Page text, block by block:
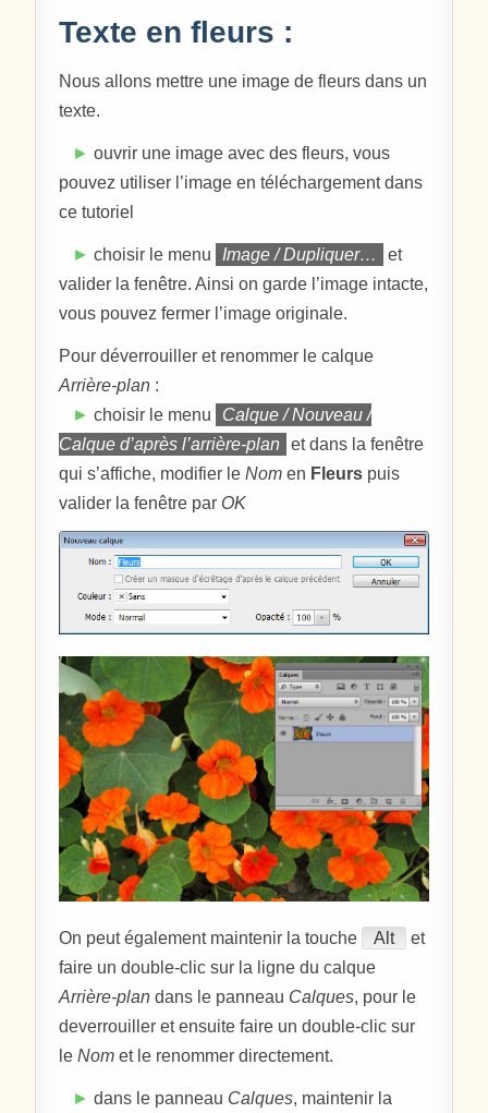
Texte en fleurs :
Nous allons mettre une image de fleurs dans un
texte.
► ouvrir une image avec des fleurs, vous
pouvez utiliser l’image en téléchargement dans
ce tutoriel
► choisir le menu Image / Dupliquer…
et
valider la fenêtre. Ainsi on garde l’image intacte,
vous pouvez fermer l’image originale.
Pour déverrouiller et renommer le calque
Arrière-plan :
► choisir le menu
Calque / Nouveau /
Calque d’après l’arrière-plan
et dans la fenêtre
qui s’affiche, modifier leNom en Fleurs puis
valider la fenêtre par OK
On peut également maintenir la touche Alt
et
faire un double-clic sur la ligne du calque
Arrière-plan dans le panneau Calques, pour le
deverrouiller et ensuite faire un double-clic sur
leNom et le renommer directement.
► dans le panneau Calques, maintenir la